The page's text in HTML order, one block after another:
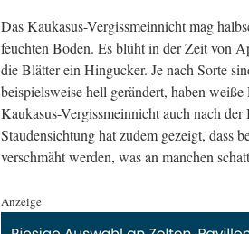
Das Kaukasus-Vergissmeinnicht mag
feuchten Boden. Es blüht in der Zeit von
die Blätter ein Hingucker. Je nach Sorte
beispielsweise hell gerändert, haben
Kaukasus-Vergissmeinnicht auch nach
Staudensichtung hat zudem gezeigt, dass
verschmäht werden, was an manchen
Anzeige